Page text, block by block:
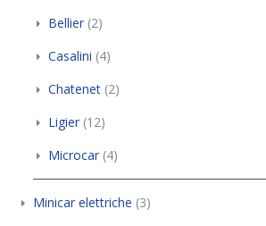
Bellier (2)
Casalini (4)
Chatenet (2)
Ligier (12)
Microcar (4)
Minicar elettriche (3)